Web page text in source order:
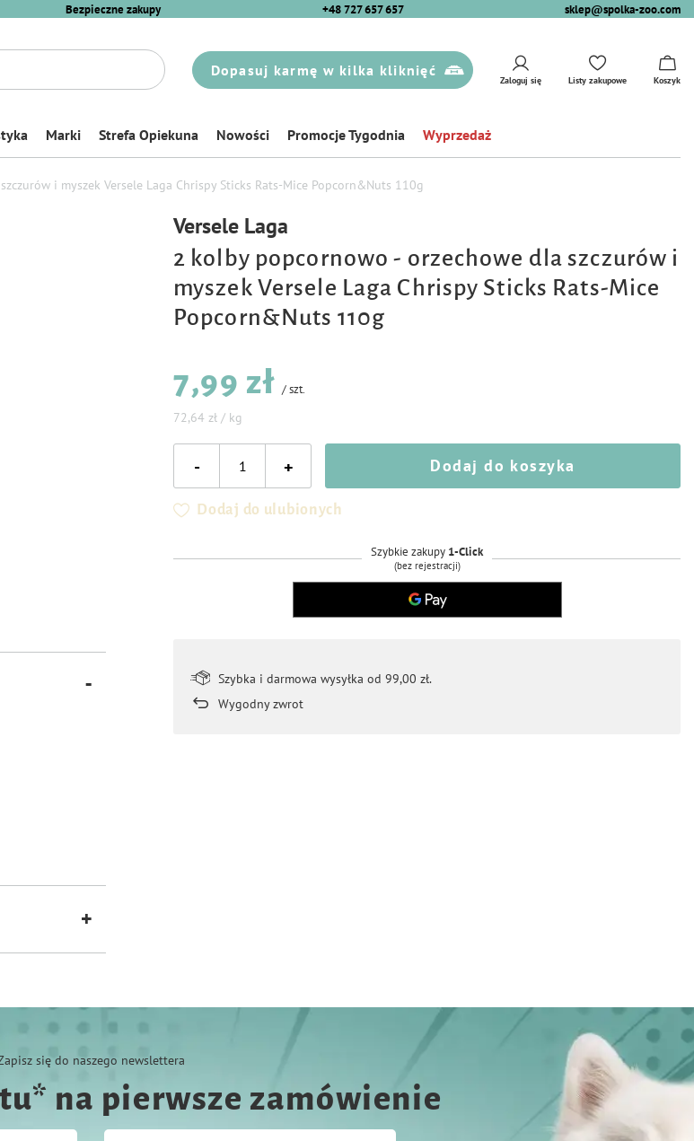
Bezpieczne zakupy +48 727 657 657 sklep@spolka-zoo.com
Dopasuj karmę w kilka kliknięć
Zaloguj się Listy zakupowe Koszyk
Marki Strefa Opiekuna Nowości Promocje Tygodnia Wyprzedaż
i myszek Versele Laga Chrispy Sticks Rats-Mice Popcorn&Nuts 110g
Versele Laga
2 kolby popcornowo - orzechowe dla szczurów i
myszek Versele Laga Chrispy Sticks Rats-Mice
Popcorn&Nuts 110g
7,99 zł /szt.
72,64 zł / kg
- + Dodaj do koszyka
Dodaj do ulubionych
Szybkie zakupy 1-Click
(bez rejestracji)
Szybka i darmowa wysyłka od 99,00 zł.
Wygodny zwrot
się do naszego newslettera
na pierwsze zamówienie